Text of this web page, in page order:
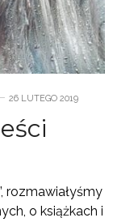
26 LUTEGO 2019
rozmawiałyśmy
o książkach i